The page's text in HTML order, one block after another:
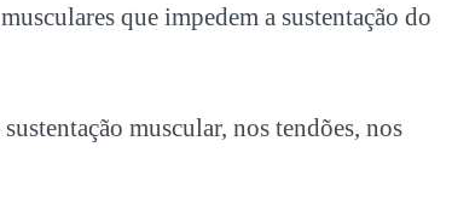
que impedem a sustentação do
muscular, nos tendões, nos